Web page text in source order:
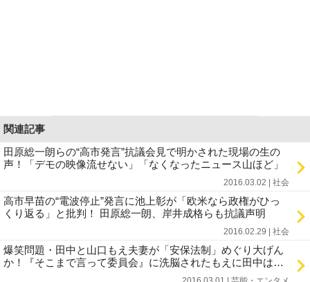
関連記事
田原総一朗らの“高市発言”抗議会見で明かされた現場の生の
声！「デモの映像流せない」「なくなったニュース山ほど」
2016.03.02 | 社会
高市早苗の“電波停止”発言に池上彰が「欧米なら政権がひっ
くり返る」と批判！ 田原総一朗、岸井成格らも抗議声明
2016.02.29 | 社会
爆笑問題・田中と山口もえ夫妻が「安保法制」めぐり大げん
か！『そこまで言って委員会』に洗脳されたもえに田中は…